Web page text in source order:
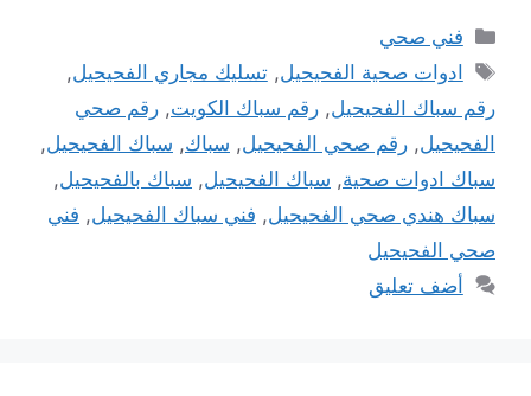
التصنيفات
فني صحي
الوسوم
ادوات صحية الفحيحيل,تسليك مجاري الفحيحيل,
رقم سباك الفحيحيل, رقم سباك الكويت, رقم صحي
الفحيحيل, رقم صحي الفحيحيل, سباك, سباك الفحيحيل,
سباك ادوات صحية, سباك الفحيحيل, سباك بالفحيحيل,
سباك هندي صحي الفحيحيل, فني سباك الفحيحيل, فني
صحي الفحيحيل
أضف تعليق